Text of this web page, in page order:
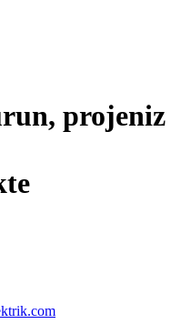
projeniz